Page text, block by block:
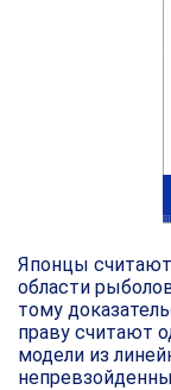
Японцы
области
тому
праву считают
модели из